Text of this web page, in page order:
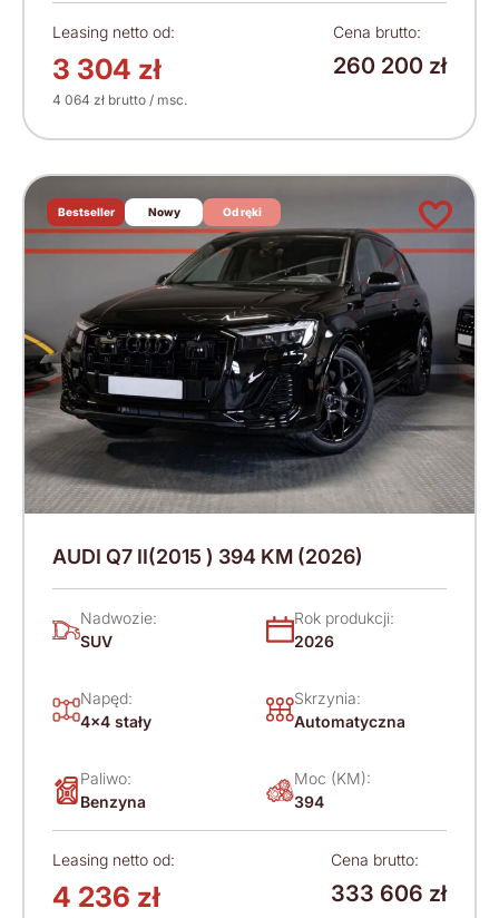
Leasing netto od:
3 304 zł
4 064 zł brutto / msc.
Cena brutto:
260 200 zł
Bestseller Nowy Od ręki
AUDI Q7 II(2015 ) 394 KM (2026)
Nadwozie:
SUV
Rok produkcji:
2026
Napęd:
4x4 stały
Skrzynia:
Automatyczna
Paliwo:
Benzyna
Moc (KM):
394
Leasing netto od:
4 236 zł
Cena brutto:
333 606 zł